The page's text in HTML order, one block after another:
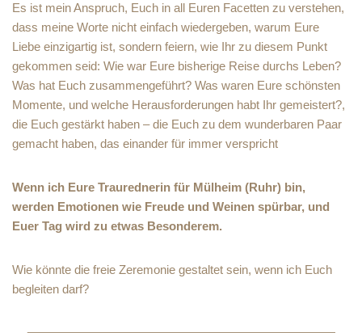
Es ist mein Anspruch, Euch in all Euren Facetten zu verstehen,
dass meine Worte nicht einfach wiedergeben, warum Eure
Liebe einzigartig ist, sondern feiern, wie Ihr zu diesem Punkt
gekommen seid: Wie war Eure bisherige Reise durchs Leben?
Was hat Euch zusammengeführt? Was waren Eure schönsten
Momente, und welche Herausforderungen habt Ihr gemeistert?,
die Euch gestärkt haben – die Euch zu dem wunderbaren Paar
gemacht haben, das einander für immer verspricht
Wenn ich Eure Traurednerin für Mülheim (Ruhr) bin,
werden Emotionen wie Freude und Weinen spürbar, und
Euer Tag wird zu etwas Besonderem.
Wie könnte die freie Zeremonie gestaltet sein, wenn ich Euch
begleiten darf?